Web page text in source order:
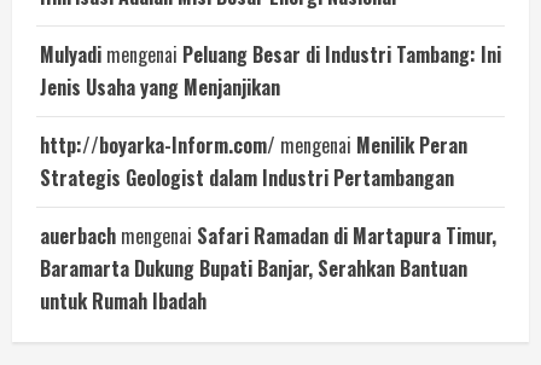
Mulyadi mengenai Peluang Besar di Industri Tambang: Ini
Jenis Usaha yang Menjanjikan
http://boyarka-Inform.com/ mengenai Menilik Peran
Strategis Geologist dalam Industri Pertambangan
auerbach mengenai Safari Ramadan di Martapura Timur,
Baramarta Dukung Bupati Banjar, Serahkan Bantuan
untuk Rumah Ibadah